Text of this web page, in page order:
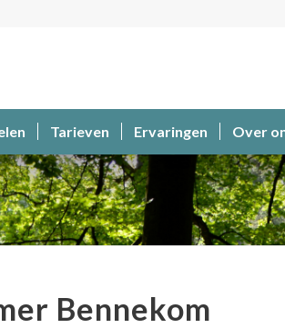
Tarieven Ervaringen Over
Bennekom